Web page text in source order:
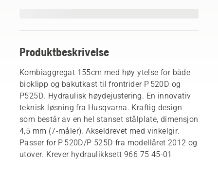
Produktbeskrivelse
Kombiaggregat 155cm med høy ytelse for både
bioklipp og bakutkast til frontrider P 520D og
P525D. Hydraulisk høydejustering. En innovativ
teknisk løsning fra Husqvarna. Kraftig design
som består av en hel stanset stålplate, dimensjon
4,5 mm (7-måler). Akseldrevet med vinkelgir.
Passer for P 520D/P 525D fra modellåret 2012 og
utover. Krever hydraulikksett 966 75 45-01